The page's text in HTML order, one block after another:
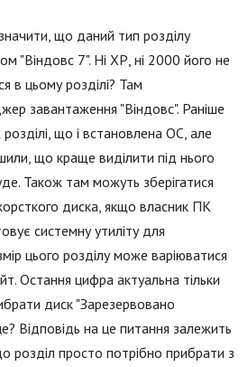
що даний тип розділу
"Віндовс 7". Ні ХР, ні 2000 його не
в цьому розділі? Там
завантаження "Віндовс". Раніше
що і встановлена ОС, але
що краще виділити під нього
Також там можуть зберігатися
диска, якщо власник ПК
системну утиліту для
цього розділу може варіюватися
Остання цифра актуальна тільки
диск "Зарезервовано
Відповідь на це питання залежить
розділ просто потрібно прибрати з